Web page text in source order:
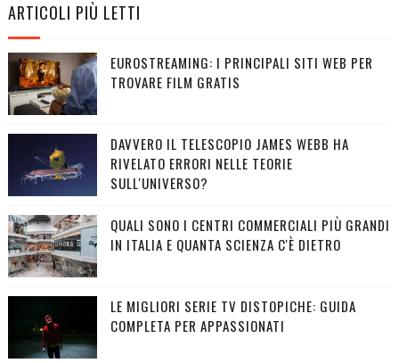
ARTICOLI PIÙ LETTI
EUROSTREAMING: I PRINCIPALI SITI WEB PER
TROVARE FILM GRATIS
DAVVERO IL TELESCOPIO JAMES WEBB HA
RIVELATO ERRORI NELLE TEORIE
SULL'UNIVERSO?
QUALI SONO I CENTRI COMMERCIALI PIÙ GRANDI
IN ITALIA E QUANTA SCIENZA C'È DIETRO
LE MIGLIORI SERIE TV DISTOPICHE: GUIDA
COMPLETA PER APPASSIONATI